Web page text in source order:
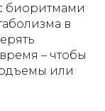
биоритмами
в
– чтобы
или